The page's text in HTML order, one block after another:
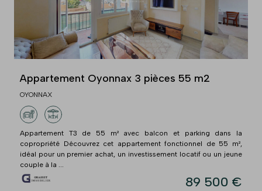
Appartement Oyonnax 3 pièces 55 m2
OYONNAX
Appartement T3 de 55 m² avec balcon et parking dans la
copropriété Découvrez cet appartement fonctionnel de 55 m²,
idéal pour un premier achat, un investissement locatif ou un jeune
couple à la ...
89 500 €